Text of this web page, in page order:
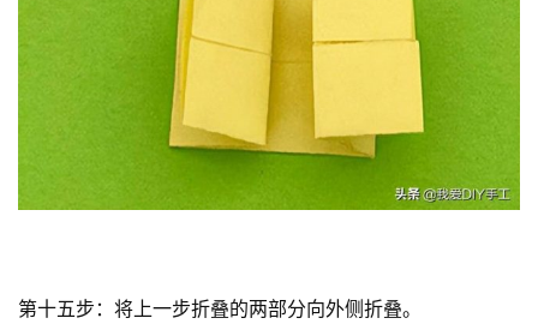
第十五步：将上一步折叠的两部分向外侧折叠。